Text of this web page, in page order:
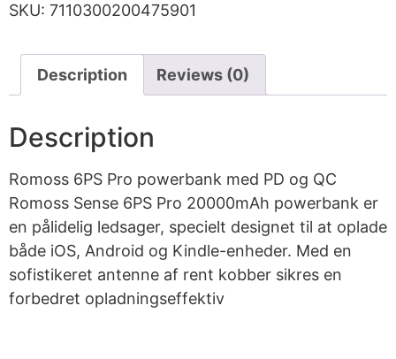
SKU: 7110300200475901
Description Reviews (0)
Description
Romoss 6PS Pro powerbank med PD og QC
Romoss Sense 6PS Pro 20000mAh powerbank er
en pålidelig ledsager, specielt designet til at oplade
både iOS, Android og Kindle-enheder. Med en
sofistikeret antenne af rent kobber sikres en
forbedret opladningseffektiv